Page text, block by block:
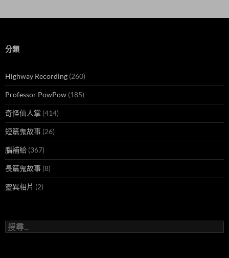
分類
Highway Recording (260)
Professor PowPow (185)
奇怪仙人掌 (414)
短篇鬼故事 (26)
腦補給 (367)
長篇鬼故事 (8)
靈異相片 (2)
搜
尋